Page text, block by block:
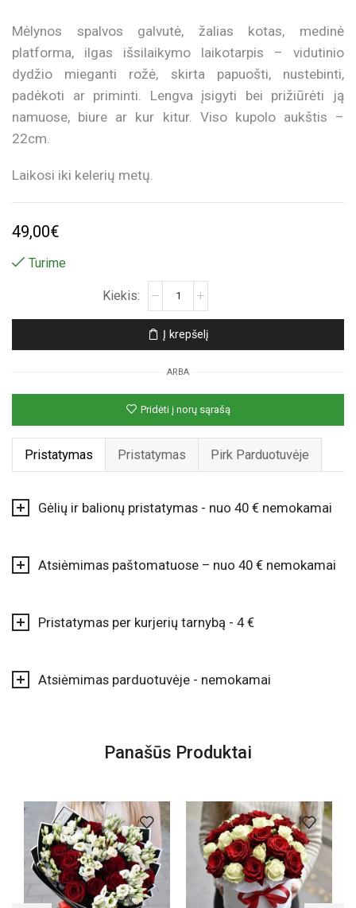
Mėlynos spalvos galvutė, žalias kotas, medinė
platforma, ilgas išsilaikymo laikotarpis – vidutinio
dydžio mieganti rožė, skirta papuošti, nustebinti,
padėkoti ar priminti. Lengva įsigyti bei prižiūrėti ją
namuose, biure ar kur kitur. Viso kupolo aukštis –
22cm.
Laikosi iki kelerių metų.
49,00€
Turime
Mėlyna
vidutinė
rožė
Į krepšelį
ARBA
Pridėti į norų sąrašą
Pristatymas Pristatymas Pirk Parduotuvėje
Gėlių ir balionų pristatymas - nuo 40 € nemokamai
Atsiėmimas paštomatuose – nuo 40 € nemokamai
Pristatymas per kurjerių tarnybą - 4 €
Atsiėmimas parduotuvėje - nemokamai
Panašūs Produktai